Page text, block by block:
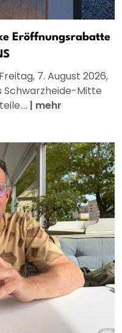
Eröffnungsrabatte
7. August 2026,
Mitte
| mehr